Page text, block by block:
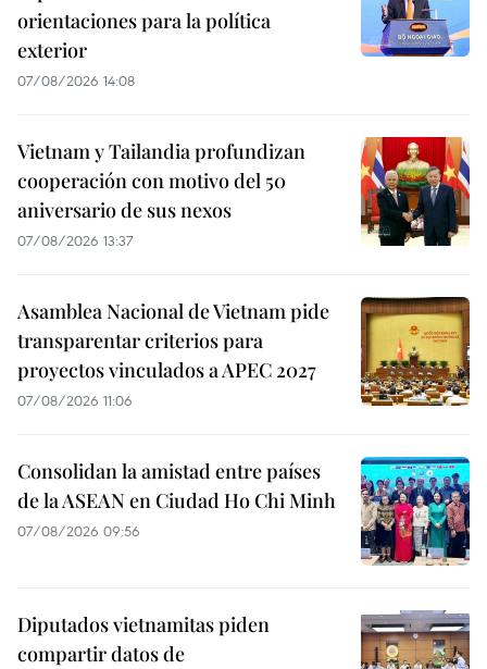
orientaciones para la política
exterior
07/08/2026 14:08
Vietnam y Tailandia profundizan
cooperación con motivo del 50
aniversario de sus nexos
07/08/2026 13:37
Asamblea Nacional de Vietnam pide
transparentar criterios para
proyectos vinculados a APEC 2027
07/08/2026 11:06
Consolidan la amistad entre países
de la ASEAN en Ciudad Ho Chi Minh
07/08/2026 09:56
Diputados vietnamitas piden
compartir datos de